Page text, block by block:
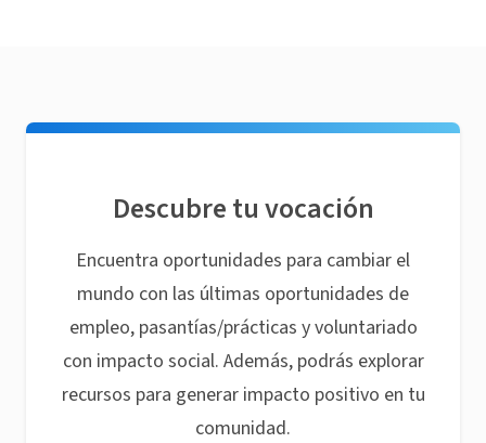
Descubre tu vocación
Encuentra oportunidades para cambiar el
mundo con las últimas oportunidades de
empleo, pasantías/prácticas y voluntariado
con impacto social. Además, podrás explorar
recursos para generar impacto positivo en tu
comunidad.